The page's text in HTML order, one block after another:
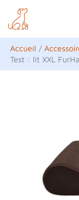
contenu
Accueil
Test : lit XXL
e
c
h
e